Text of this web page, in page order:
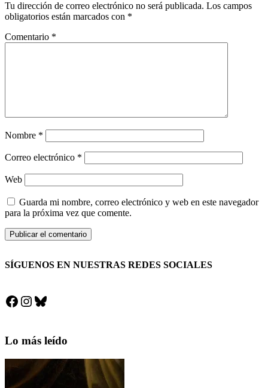
Tu dirección de correo electrónico no será publicada. Los campos
obligatorios están marcados con *
Comentario *
Nombre *
Correo electrónico *
Web
Guarda mi nombre, correo electrónico y web en este navegador
para la próxima vez que comente.
SÍGUENOS EN NUESTRAS REDES SOCIALES
Facebook
Instagram
Bluesky
Lo más leído